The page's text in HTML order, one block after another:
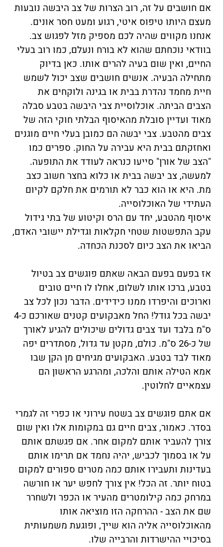
אם חושבים על זה, רוב הצרות של צב היבשה נובעות
מעצם היותו טיפוס איטי, רגוע ומעט חסר אונים.
אנחנו מקווים שהיה לכם מספיק מזל לפגוש צב.
בוודאי נוכחתם שהוא לא בורח ונעלם, כמו רוב בעלי
החיים, ואין שום בעיה להרים אותו. כאן בדיוק
מתחילה הבעיה. אנשים חושבים שצב יכול לשמש
חיית מחמד נהדרת בבית או בגינה ולוקחים את
הצבים הביתה. אוכלוסיית צבי היבשה בטבע סבלה
מאוד ועדיין סובלת מהאיסוף הבלתי חוקי הזה של
צבים מהטבע. צבי יבשה הם כמובן בעלי חיים מוגנים
ואחזקתם בבית היא עבירה על החוק. ספרים כמו
"הצב של אורן" סייעו כנראה לעודד את התופעה.
למעשה, צב יבשה בבית או כלוא בחצר חשוב כצב
מת. היא או הוא כבר לא תורמים את חלקם לקיום
העתידי של האוכלוסייה.
איסוף מהטבע, יחד עם הרס וקיטוע של בתי גידול
עקב התפשטות שטחי חקלאות וגדילת יישובי האדם,
הביאו את הצב כיום לסכנת הכחדה.
אז בפעם בפעם הבאה שאתם פוגשים צב בטיול
בטבע, ברכו אותו לשלום, אחלו לו חיים טובים
וארוכים והיפרדו ממנו כידידים. הדבר נכון לכל צב
יבשה בכל גודל! החל מאבקועים קטנים שאורכם כ-4
ס"מ בלבד ועד צבים גדולים שיכולים להגיע לאורך
של כ-26 ס"מ. כולם, מקטן עד גדול, מסתדרים יפה
מאוד לבד בטבע. האבקועים מגיחים מן הקן שבו
אמא הטילה אותם והלכה, ומהרגע הראשון הם
עצמאיים לחלוטין.
אם אתם פוגשים צב בשטח עירוני או כפרי זה לגמרי
בסדר. כאמור, צבים חיים גם במקומות אלו ואין שום
צורך להעביר אותם למקום אחר. אם פגשתם אותם
על או בסמוך לכביש, יהיה נחמד אם תרימו אותם
בעדינות ותעבירו אותם כמה מטרים ספורים למקום
בטוח יותר. זה הכל! אין צורך לחפש יער או חורשה
במרחק כמה קילומטרים מהעיר או הכפר ולשחרר
שם את הצב - ההרחקה הזו מוציאה אותו
מהאוכלוסייה אליה הוא שייך, ופוגעת משמעותית
בסיכויי ההישרדות והרבייה שלו.